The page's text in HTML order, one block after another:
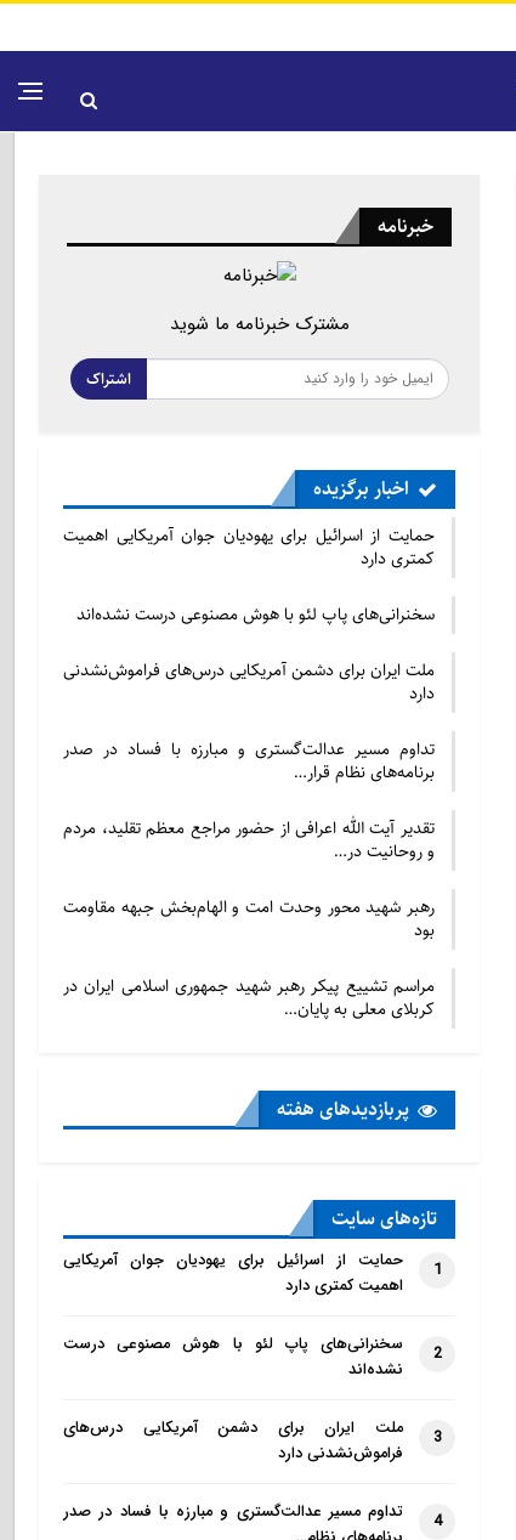
خبرنامه
مشترک خبرنامه ما شوید
اشتراک
اخبار برگزیده
حمایت از اسرائیل برای یهودیان جوان آمریکایی اهمیت
کمتری دارد
سخنرانی‌های پاپ لئو با هوش مصنوعی درست نشده‌اند
ملت ایران برای دشمن آمریکایی درس‌های فراموش‌نشدنی
دارد
تداوم مسیر عدالت‌گستری و مبارزه با فساد در صدر
برنامه‌های نظام قرار…
تقدیر آیت الله اعرافی از حضور مراجع معظم تقلید، مردم
و روحانیت در…
رهبر شهید محور وحدت امت و الهام‌بخش جبهه مقاومت
بود
مراسم تشییع پیکر رهبر شهید جمهوری اسلامی ایران در
کربلای معلی به پایان…
پربازدید‌های هفته
تازه‌‌های سایت
1
حمایت از اسرائیل برای یهودیان جوان آمریکایی
اهمیت کمتری دارد
2
سخنرانی‌های پاپ لئو با هوش مصنوعی درست
نشده‌اند
3
ملت ایران برای دشمن آمریکایی درس‌های
فراموش‌نشدنی دارد
4
تداوم مسیر عدالت‌گستری و مبارزه با فساد در صدر